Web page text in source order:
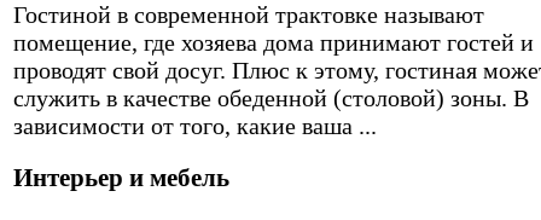
Гостиной в современной трактовке называют
помещение, где хозяева дома принимают гостей и
проводят свой досуг. Плюс к этому, гостиная
служить в качестве обеденной (столовой) зоны. В
зависимости от того, какие ваша ...
Интерьер и мебель